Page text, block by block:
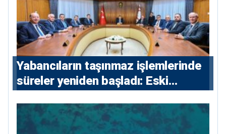
Yabancıların taşınmaz işlemlerinde
süreler yeniden başladı: Eski
konutlara 36 ay